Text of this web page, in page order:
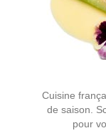
Cuisine
de saison.
pour